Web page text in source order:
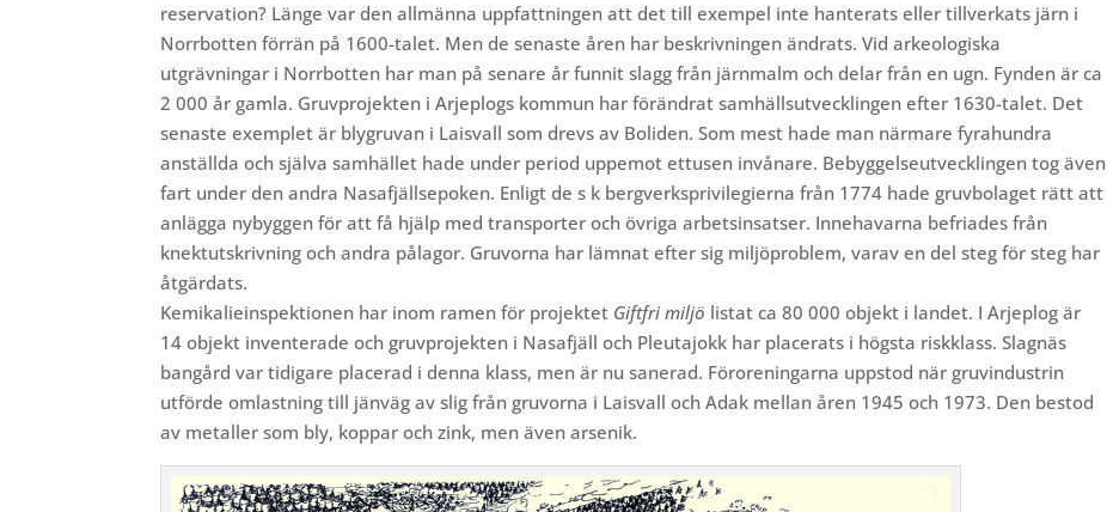
reservation? Länge var den allmänna uppfattningen att det till exempel inte hanterats eller tillverkats järn i
Norrbotten förrän på 1600-talet. Men de senaste åren har beskrivningen ändrats. Vid arkeologiska
utgrävningar i Norrbotten har man på senare år funnit slagg från järnmalm och delar från en ugn. Fynden är ca
2 000 år gamla. Gruvprojekten i Arjeplogs kommun har förändrat samhällsutvecklingen efter 1630-talet. Det
senaste exemplet är blygruvan i Laisvall som drevs av Boliden. Som mest hade man närmare fyrahundra
anställda och själva samhället hade under period uppemot ettusen invånare. Bebyggelseutvecklingen tog även
fart under den andra Nasafjällsepoken. Enligt de s k bergverksprivilegierna från 1774 hade gruvbolaget rätt att
anlägga nybyggen för att få hjälp med transporter och övriga arbetsinsatser. Innehavarna befriades från
knektutskrivning och andra pålagor. Gruvorna har lämnat efter sig miljöproblem,varav en del steg för steg har
åtgärdats.
Kemikalieinspektionen har inom ramen för projektet Giftfri miljö listat ca 80 000 objekt i landet. I Arjeplog är
14 objekt inventerade och gruvprojekten i Nasafjäll och Pleutajokk har placerats i högsta riskklass. Slagnäs
bangård var tidigare placerad i denna klass, men är nu sanerad. Föroreningarna uppstod när gruvindustrin
utförde omlastning till jänväg av slig från gruvorna i Laisvall och Adak mellan åren 1945 och 1973. Den bestod
av metaller som bly, koppar och zink, men även arsenik.